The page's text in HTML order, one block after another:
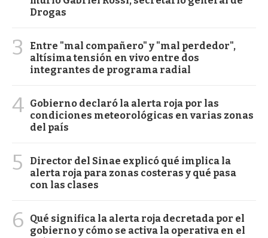
Drogas
3
Entre "mal compañero" y "mal perdedor",
altísima tensión en vivo entre dos
integrantes de programa radial
4 Gobierno declaró la alerta roja por las
condiciones meteorológicas en varias zonas
del país
5
Director del Sinae explicó qué implica la
alerta roja para zonas costeras y qué pasa
con las clases
6
Qué significa la alerta roja decretada por el
gobierno y cómo se activa la operativa en el